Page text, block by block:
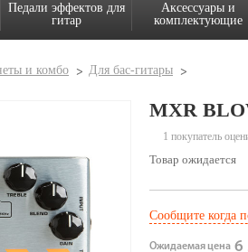
Педали эффектов для
гитар
Аксессуары и
комплектующие
и комбо Для бас-гитары
MXR
1 покупатель
Товар ожидается
Сообщите когда
Ожидаемая цена 6